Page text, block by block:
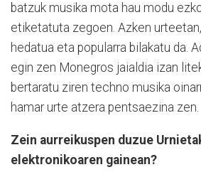
batzuk musika mota hau modu
etiketatuta zegoen. Azken
hedatua eta popularra bilakatu da.
egin zen Monegros jaialdia izan
bertaratu ziren techno musika
hamar urte atzera pentsaezina zen.
Zein aurreikuspen duzue
elektronikoaren gainean?